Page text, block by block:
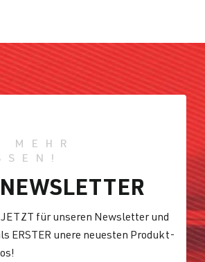
MEHR
für unseren Newsletter und
ERSTER unere neuesten Produkt-